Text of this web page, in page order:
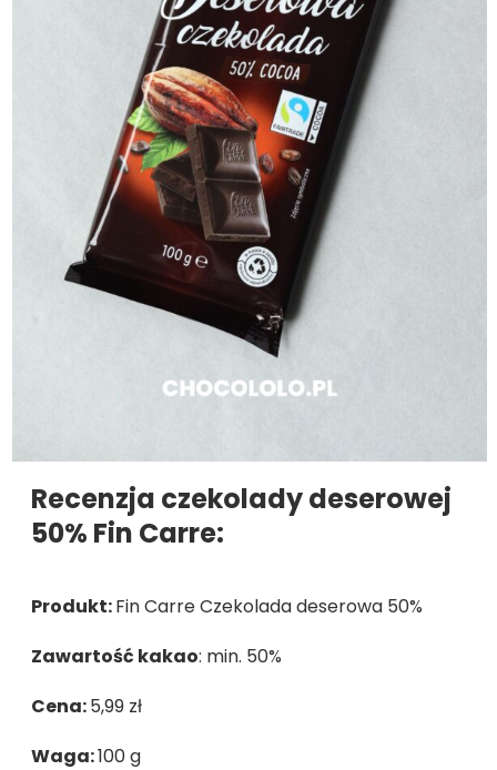
Recenzja czekolady deserowej
50% Fin Carre:
Produkt:Fin Carre Czekolada deserowa 50%
Zawartość kakao: min. 50%
Cena:5,99 zł
Waga:100 g